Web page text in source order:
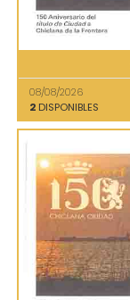
08/08/2026
2 DISPONIBLES